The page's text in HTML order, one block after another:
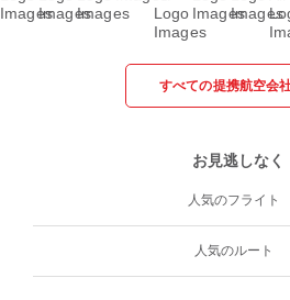
すべての提携航空会
お見逃しなく
人気のフライト
人気のルート